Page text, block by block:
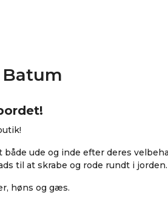
ude og inde efter deres
til at skrabe og rode rundt i jorden.
høns og gæs.